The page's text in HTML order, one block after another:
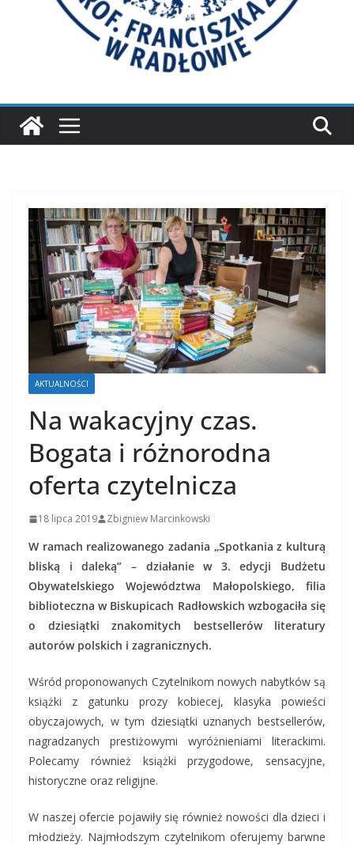
AKTUALNOŚCI
Na wakacyjny czas.
Bogata i różnorodna
oferta czytelnicza
18 lipca 2019 Zbigniew Marcinkowski
W ramach realizowanego zadania „Spotkania z kulturą
bliską i daleką” – działanie w 3. edycji Budżetu
Obywatelskiego Województwa Małopolskiego, filia
biblioteczna w Biskupicach Radłowskich wzbogaciła się
o dziesiątki znakomitych bestsellerów literatury
autorów polskich i zagranicznych.
Wśród proponowanych Czytelnikom nowych nabytków są
książki z gatunku prozy kobiecej, klasyka powieści
obyczajowych, w tym dziesiątki uznanych bestsellerów,
nagradzanych prestiżowymi wyróżnieniami literackimi.
Polecamy również książki przygodowe, sensacyjne,
historyczne oraz religijne.
W naszej ofercie pojawiły się również nowości dla dzieci i
młodzieży. Najmłodszym czytelnikom oferujemy barwne